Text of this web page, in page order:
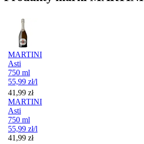
MARTINI
Asti
750 ml
55,99 zł/l
Cena
41,99 zł
MARTINI
Asti
750 ml
55,99 zł/l
Cena
41,99 zł